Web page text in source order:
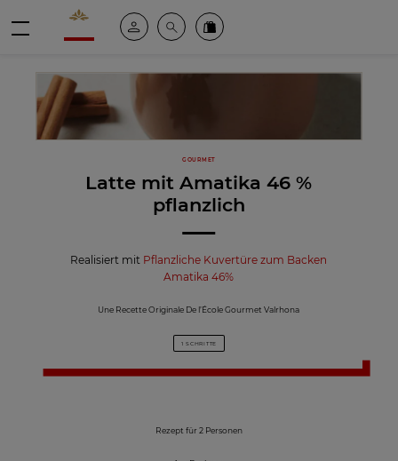
Valrhona - Imaginons le meilleur du chocolat
Mein kontoSuche Valrhona Collection
GOURMET
Latte mit Amatika 46 %
pflanzlich
Realisiert mit Pflanzliche Kuvertüre zum Backen
Amatika 46%
Une Recette Originale De l’École Gourmet Valrhona
1 SCHRITTE
Rezept für 2 Personen